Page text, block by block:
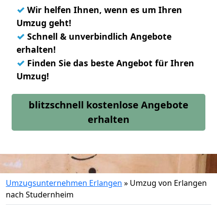
✓ Wir helfen Ihnen, wenn es um Ihren
Umzug geht!
✓ Schnell & unverbindlich Angebote
erhalten!
✓ Finden Sie das beste Angebot für Ihren
Umzug!
blitzschnell kostenlose Angebote
erhalten
Umzugsunternehmen Erlangen » Umzug von Erlangen
nach Studernheim